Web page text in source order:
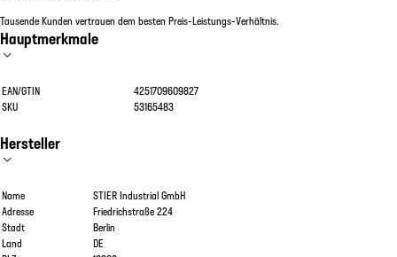
Tausende Kunden vertrauen dem besten Preis-Leistungs-Verhältnis.
Hauptmerkmale
EAN/GTIN
4251709609827
SKU
53165483
Hersteller
Name
STIER Industrial GmbH
Adresse
Friedrichstraße 224
Stadt
Berlin
Land
DE